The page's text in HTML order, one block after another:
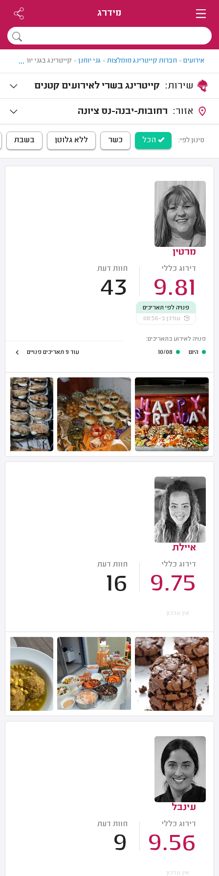
מידרג
אירועים> חברות קייטרינג מומלצות> גני יוחנן> קייטרינג בגני יוחנן
...
קייטרינג בשרי לאירועים קטנים
רחובות-יבנה-נס ציונה
סינון לפי: הכל כשר ללא גלוטן בשבת
מרטין
דירוג כללי
9.81
חוות דעת
43
פנויה לפי תאריכים
עודכן ב-08:56
פנויה לאירוע בתאריכים:
היום
עוד 9 תאריכים פנויים
איילת
דירוג כללי
9.75
חוות דעת
16
אין עדכון
עינבל
דירוג כללי
9.56
חוות דעת
9
אין עדכון